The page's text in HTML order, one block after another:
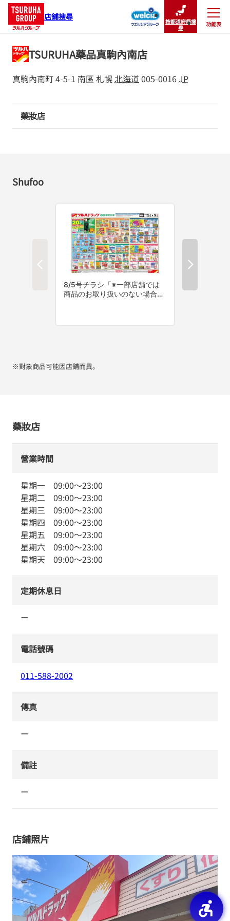
店鋪搜尋
按都道府縣搜
尋
功能表
關閉
TSURUHA藥品真駒內南店
真駒內南町 4-5-1 南區札幌北海道 005-0016JP
藥妝店
Shufoo
※對象商品可能因店鋪而異。
藥妝店
營業時間
星期一 09:00～23:00
星期二 09:00～23:00
星期三 09:00～23:00
星期四 09:00～23:00
星期五 09:00～23:00
星期六 09:00～23:00
星期天 09:00～23:00
定期休息日
ー
電話號碼
011-588-2002
傳真
ー
備註
ー
店鋪照片